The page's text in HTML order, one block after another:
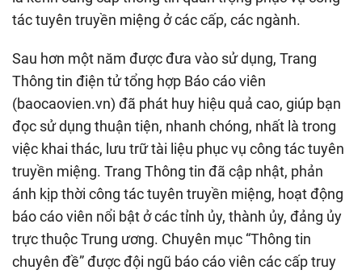
tác tuyên truyền miệng ở các cấp, các ngành.
Sau hơn một năm được đưa vào sử dụng, Trang
Thông tin điện tử tổng hợp Báo cáo viên
(baocaovien.vn) đã phát huy hiệu quả cao, giúp bạn
đọc sử dụng thuận tiện, nhanh chóng, nhất là trong
việc khai thác, lưu trữ tài liệu phục vụ công tác tuyên
truyền miệng. Trang Thông tin đã cập nhật, phản
ánh kịp thời công tác tuyên truyền miệng, hoạt động
báo cáo viên nổi bật ở các tỉnh ủy, thành ủy, đảng ủy
trực thuộc Trung ương. Chuyên mục “Thông tin
chuyên đề” được đội ngũ báo cáo viên các cấp truy